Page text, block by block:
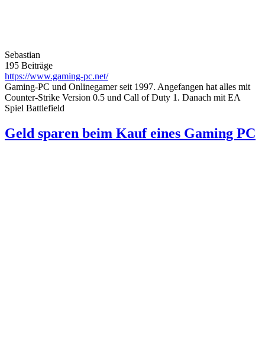
Sebastian
195 Beiträge
https://www.gaming-pc.net/
Gaming-PC und Onlinegamer seit 1997. Angefangen hat alles mit
Counter-Strike Version 0.5 und Call of Duty 1. Danach mit EA
Spiel Battlefield
Geld sparen beim Kauf eines Gaming PC